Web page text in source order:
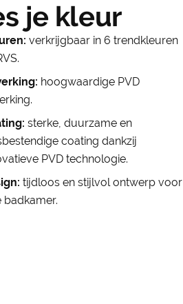
je kleur
verkrijgbaar in 6 trendkleuren
hoogwaardige PVD
sterke, duurzame en
coating dankzij
PVD technologie.
tijdloos en stijlvol ontwerp voor
badkamer.